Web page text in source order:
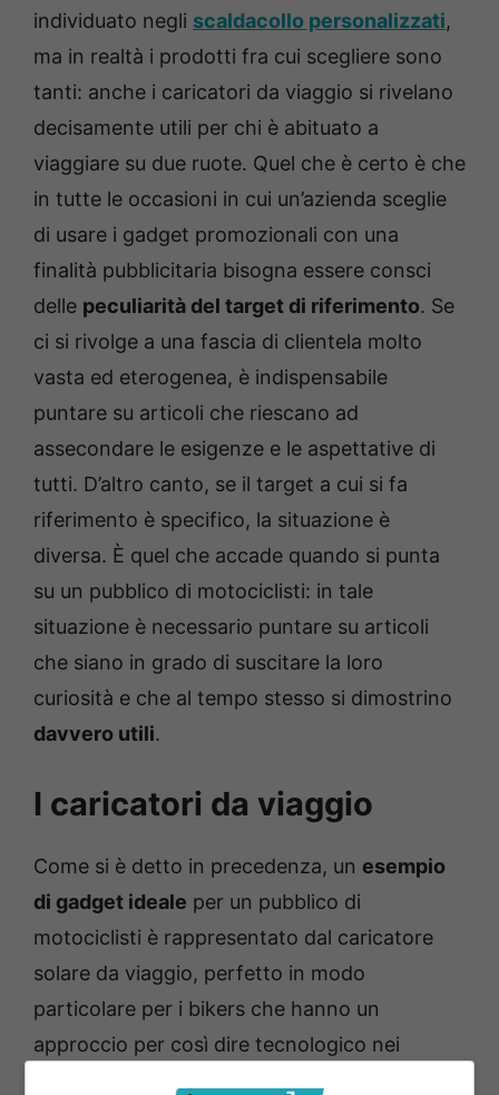
individuato negli scaldacollo personalizzati,
ma in realtà i prodotti fra cui scegliere sono
tanti: anche i caricatori da viaggio si rivelano
decisamente utili per chi è abituato a
viaggiare su due ruote. Quel che è certo è che
in tutte le occasioni in cui un’azienda sceglie
di usare i gadget promozionali con una
finalità pubblicitaria bisogna essere consci
delle peculiarità del target di riferimento. Se
ci si rivolge a una fascia di clientela molto
vasta ed eterogenea, è indispensabile
puntare su articoli che riescano ad
assecondare le esigenze e le aspettative di
tutti. D’altro canto, se il target a cui si fa
riferimento è specifico, la situazione è
diversa. È quel che accade quando si punta
su un pubblico di motociclisti: in tale
situazione è necessario puntare su articoli
che siano in grado di suscitare la loro
curiosità e che al tempo stesso si dimostrino
davvero utili.
I caricatori da viaggio
Come si è detto in precedenza, un esempio
di gadget ideale per un pubblico di
motociclisti è rappresentato dal caricatore
solare da viaggio, perfetto in modo
particolare per i bikers che hanno un
approccio per così dire tecnologico nei